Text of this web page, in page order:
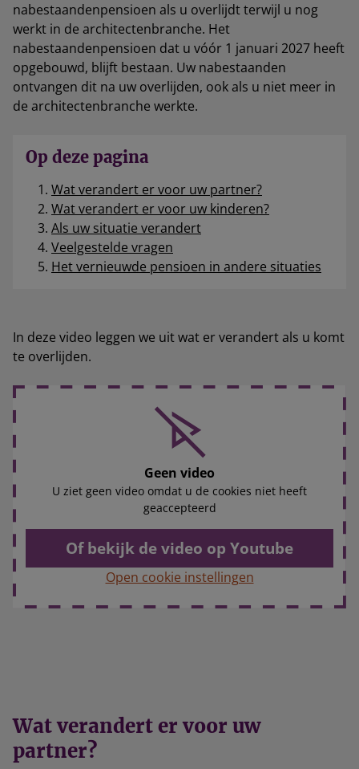
nabestaandenpensioen als u overlijdt terwijl u nog
werkt in de architectenbranche. Het
nabestaandenpensioen dat u vóór 1 januari 2027 heeft
opgebouwd, blijft bestaan. Uw nabestaanden
ontvangen dit na uw overlijden, ook als u niet meer in
de architectenbranche werkte.
Op deze pagina
Wat verandert er voor uw partner?
Wat verandert er voor uw kinderen?
Als uw situatie verandert
Veelgestelde vragen
Het vernieuwde pensioen in andere situaties
In deze video leggen we uit wat er verandert als u komt
te overlijden.
Geen video
U ziet geen video omdat u de cookies niet heeft
geaccepteerd
Of bekijk de video op Youtube
Open cookie instellingen
Wat verandert er voor uw
partner?